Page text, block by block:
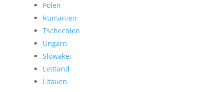
Polen
Rumänien
Tschechien
Ungarn
Slowakei
Lettland
Litauen